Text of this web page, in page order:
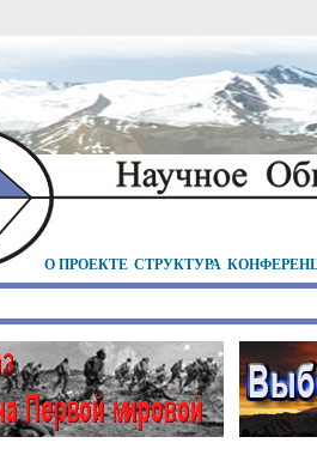
О ПРОЕКТЕ СТРУКТУРА